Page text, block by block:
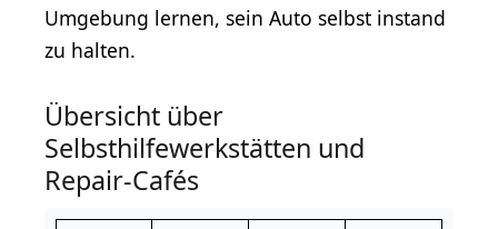
Umgebung lernen, sein Auto selbst instand
zu halten.
Übersicht über
Selbsthilfewerkstätten und
Repair-Cafés